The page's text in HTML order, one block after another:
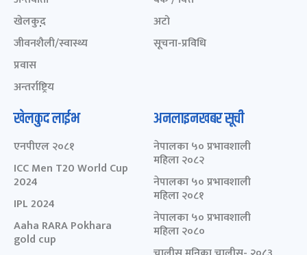
खेलकुद़़
जीवनशैली/स्वास्थ्य
प्रवास
अन्तर्राष्ट्रिय
अटो
सूचना-प्रविधि
खेलकुद लाईभ
एनपीएल २०८१
ICC Men T20 World Cup
2024
IPL 2024
Aaha RARA Pokhara
gold cup
अनलाइनखबर सूची
नेपालका ५० प्रभावशाली
महिला २०८२
नेपालका ५० प्रभावशाली
महिला २०८१
नेपालका ५० प्रभावशाली
महिला २०८०